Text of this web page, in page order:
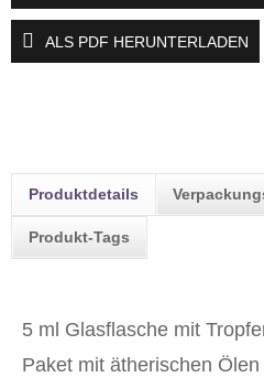
ALS PDF HERUNTERLADEN
Produktdetails
Produkt-Tags
5 ml Glasflasche mit
Paket mit ätherischen Ölen